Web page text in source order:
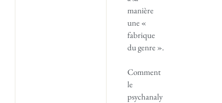
manière
une «
fabrique
du genre ».
Comment
le
psychanaly